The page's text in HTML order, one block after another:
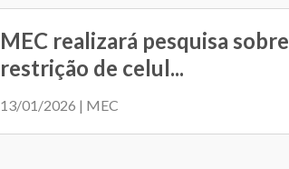
MEC realizará pesquisa sobre
restrição de celul...
13/01/2026 | MEC